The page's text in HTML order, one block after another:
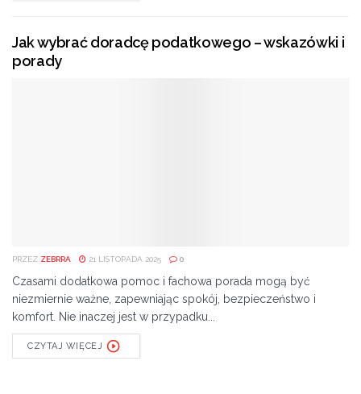
Jak wybrać doradcę podatkowego – wskazówki i
porady
PRZEZ ZEBRRA 21 LISTOPADA 2025 0
Czasami dodatkowa pomoc i fachowa porada mogą być
niezmiernie ważne, zapewniając spokój, bezpieczeństwo i
komfort. Nie inaczej jest w przypadku...
CZYTAJ WIĘCEJ